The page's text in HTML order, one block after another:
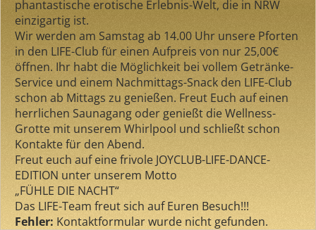
phantastische erotische Erlebnis-Welt, die in NRW
einzigartig ist.
Wir werden am Samstag ab 14.00 Uhr unsere Pforten
in den LIFE-Club für einen Aufpreis von nur 25,00€
öffnen. Ihr habt die Möglichkeit bei vollem Getränke-
Service und einem Nachmittags-Snack den LIFE-Club
schon ab Mittags zu genießen. Freut Euch auf einen
herrlichen Saunagang oder genießt die Wellness-
Grotte mit unserem Whirlpool und schließt schon
Kontakte für den Abend.
Freut euch auf eine frivole JOYCLUB-LIFE-DANCE-
EDITION unter unserem Motto
„FÜHLE DIE NACHT“
Das LIFE-Team freut sich auf Euren Besuch!!!
Fehler: Kontaktformular wurde nicht gefunden.